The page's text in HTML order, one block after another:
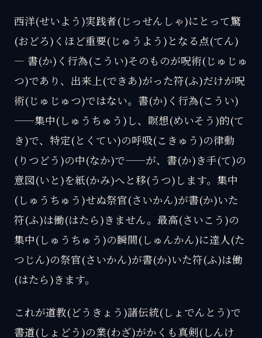
西洋(せいよう)実践者(じっせんしゃ)にとって驚
(おどろ)くほど重要(じゅうよう)となる点(てん)
— 書(か)く行為(こうい)そのものが呪術(じゅじゅ
つ)であり、出来上(できあ)がった符(ふ)だけが呪
術(じゅじゅつ)ではない。書(か)く行為(こうい)
——集中(しゅうちゅう)し、瞑想(めいそう)的(て
き)で、特定(とくてい)の呼吸(こきゅう)の律動
(りつどう)の中(なか)で——が、書(か)き手(て)の
意図(いと)を紙(かみ)へと移(うつ)します。集中
(しゅうちゅう)せぬ祭官(さいかん)が書(か)いた
符(ふ)は働(はたら)きません。最高(さいこう)の
集中(しゅうちゅう)の瞬間(しゅんかん)に達人(た
つじん)の祭官(さいかん)が書(か)いた符(ふ)は働
(はたら)きます。
これが道教(どうきょう)諸伝統(しょでんとう)で
書道(しょどう)の業(わざ)がかくも真剣(しんけ